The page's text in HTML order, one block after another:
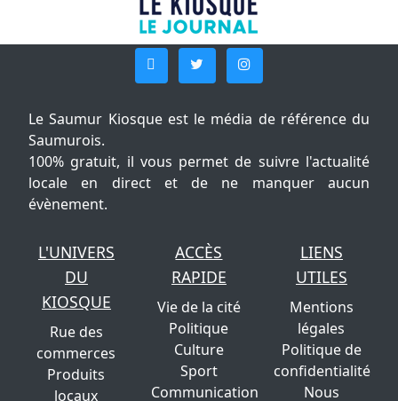
Le Saumur Kiosque est le média de référence du
Saumurois.
100% gratuit, il vous permet de suivre l'actualité
locale en direct et de ne manquer aucun
évènement.
L'UNIVERS
DU
KIOSQUE
Rue des
commerces
Produits
locaux
ACCÈS
RAPIDE
Vie de la cité
Politique
Culture
Sport
Communication
LIENS
UTILES
Mentions
légales
Politique de
confidentialité
Nous